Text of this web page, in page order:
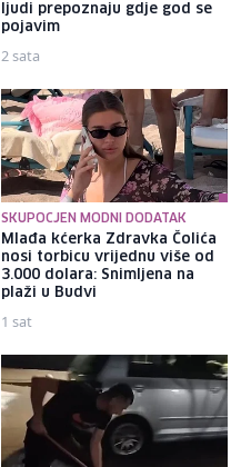
ljudi prepoznaju gdje god se
pojavim
2 sata
SKUPOCJEN MODNI DODATAK
Mlađa kćerka Zdravka Čolića
nosi torbicu vrijednu više od
3.000 dolara: Snimljena na
plaži u Budvi
1 sat